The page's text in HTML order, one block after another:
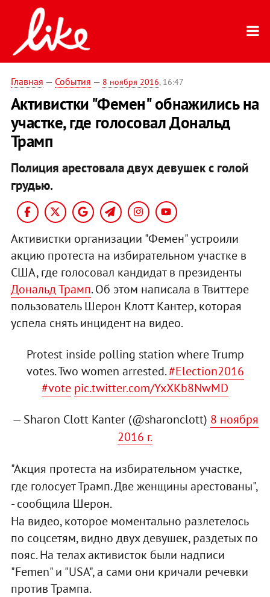
Главная — События — 8 ноября 2016, 16:47
Активистки "Фемен" обнажились на
участке, где голосовал Дональд
Трамп
Полиция арестовала двух девушек с голой
грудью.
Активистки организации "Фемен" устроили
акцию протеста на избирательном участке в
США, где голосовал кандидат в президенты
Дональд Трамп. Об этом написала в Твиттере
пользователь Шерон Клотт Кантер, которая
успела снять инцидент на видео.
Protest inside polling station where Trump
votes. Two women arrested.#Election2016
#vote pic.twitter.com/YxXKb8NwMD
— Sharon Clott Kanter (@sharonclott) 8 ноября
2016 г.
"Акция протеста на избирательном участке,
где голосует Трамп. Две женщины арестованы",
- сообщила Шерон.
На видео, которое моментально разлетелось
по соцсетям, видно двух девушек, раздетых по
пояс. На телах активисток были надписи
"Femen" и "USA", а сами они кричали речевки
против Трампа.